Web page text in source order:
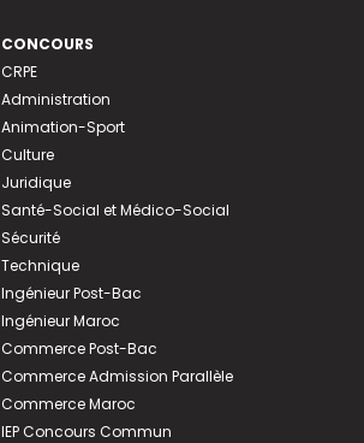
CONCOURS
CRPE
Administration
Animation-Sport
Culture
Juridique
Santé-Social et Médico-Social
Sécurité
Technique
Ingénieur Post-Bac
Ingénieur Maroc
Commerce Post-Bac
Commerce Admission Parallèle
Commerce Maroc
IEP Concours Commun